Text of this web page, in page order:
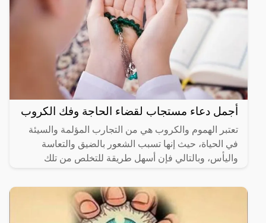
أجمل دعاء مستجاب لقضاء الحاجة وفك الكروب
تعتبر الهموم والكروب هي من التجارب المؤلمة والسيئة
في الحياة، حيث إنها تسبب الشعور بالضيق والتعاسة
واليأس، وبالتالي فإن أسهل طريقة للتخلص من تلك